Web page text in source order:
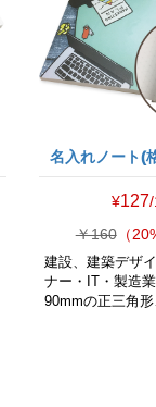
名入れノート(
¥127/
￥160（
建設、建築デザ
ナー・IT・製造
90mmの正三角